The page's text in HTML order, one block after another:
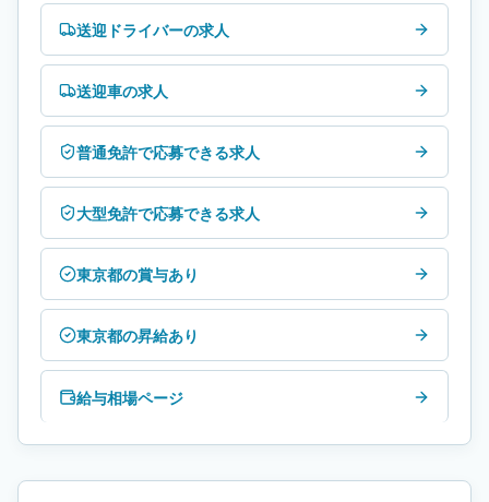
送迎ドライバーの求人
送迎車の求人
普通免許で応募できる求人
大型免許で応募できる求人
東京都の賞与あり
東京都の昇給あり
給与相場ページ